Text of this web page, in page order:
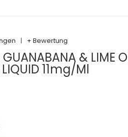
| + Bewertung
& LIME
LIQUID 11mg/ml